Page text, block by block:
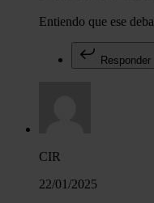
Entiendo que ese
Responder
CIR
22/01/2025